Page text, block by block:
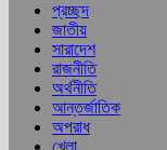
প্রচ্ছদ
জাতীয়
সারাদেশ
রাজনীতি
অর্থনীতি
আন্তর্জাতিক
অপরাধ
খেলা